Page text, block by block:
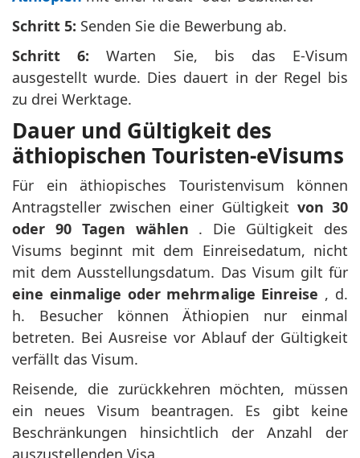
Schritt 5: Senden Sie die Bewerbung ab.
Schritt 6: Warten Sie, bis das E-Visum
ausgestellt wurde. Dies dauert in der Regel bis
zu drei Werktage.
Dauer und Gültigkeit des
äthiopischen Touristen-eVisums
Für ein äthiopisches Touristenvisum können
Antragsteller zwischen einer Gültigkeit von 30
oder 90 Tagen wählen . Die Gültigkeit des
Visums beginnt mit dem Einreisedatum, nicht
mit dem Ausstellungsdatum. Das Visum gilt für
eine einmalige oder mehrmalige Einreise , d.
h. Besucher können Äthiopien nur einmal
betreten. Bei Ausreise vor Ablauf der Gültigkeit
verfällt das Visum.
Reisende, die zurückkehren möchten, müssen
ein neues Visum beantragen. Es gibt keine
Beschränkungen hinsichtlich der Anzahl der
auszustellenden Visa.